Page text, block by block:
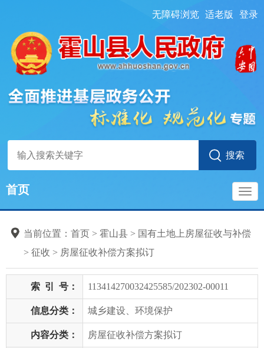
无障碍浏览 适老版 登录
首页
当前位置： 首页 > 霍山县 > 国有土地上房屋征收与补偿
> 征收 > 房屋征收补偿方案拟订
索 引 号： 113414270032425585/202302-00011
信息分类： 城乡建设、环境保护
内容分类： 房屋征收补偿方案拟订